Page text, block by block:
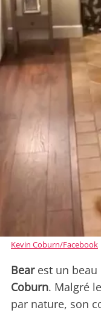
Kevin Coburn/Facebook
Bearest un beau
Coburn. Malgré
par nature, son